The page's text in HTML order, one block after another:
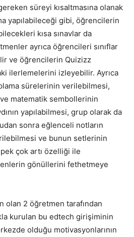
süreyi kısaltmasına olanak
yapılabileceği gibi, öğrencilerin
kısa sınavlar da
ayrıca öğrencileri sınıflar
ve öğrencilerin Quizizz
ilerlemelerini izleyebilir. Ayrıca
sürelerinin verilebilmesi,
matematik sembollerinin
yapılabilmesi, grup olarak da
sonra eğlenceli notların
ve bunun setlerinin
çok artı özelliği ile
gönüllerini fethetmeye
olan 2 öğretmen tarafından
kurulan bu edtech girişiminin
olduğu motivasyonlarının